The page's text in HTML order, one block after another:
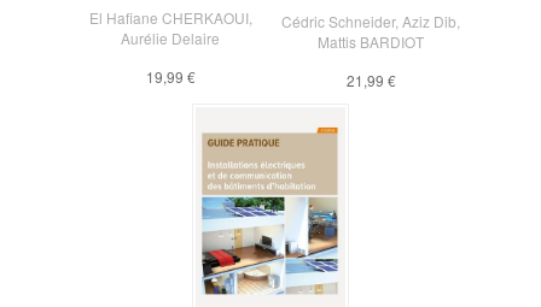
El Hafiane CHERKAOUI,
Aurélie Delaire
19,99 €
Cédric Schneider, Aziz Dib
Mattis BARDIOT
21,99 €